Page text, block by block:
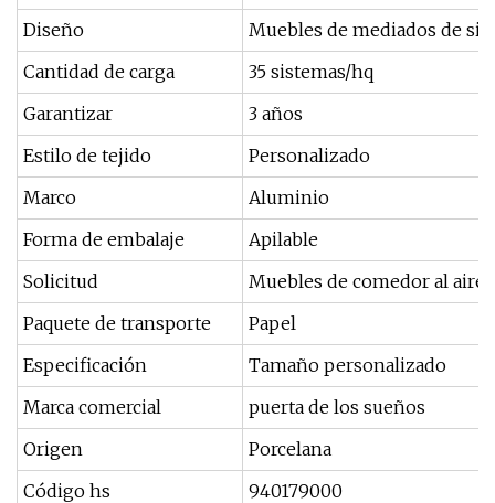
Diseño
Muebles de mediados de
Cantidad de carga
35 sistemas/hq
Garantizar
3 años
Estilo de tejido
Personalizado
Marco
Aluminio
Forma de embalaje
Apilable
Solicitud
Muebles de comedor al aire
Paquete de transporte
Papel
Especificación
Tamaño personalizado
Marca comercial
puerta de los sueños
Origen
Porcelana
Código hs
940179000